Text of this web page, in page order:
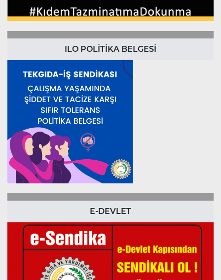
ILO POLİTİKA BELGESİ
E-DEVLET